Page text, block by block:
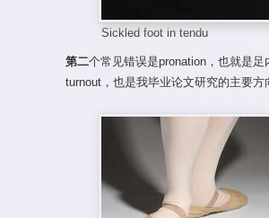
Sickled foot in tendu
第二个常见错误是pronation，也就是
turnout，也是我毕业论文研究的主要方